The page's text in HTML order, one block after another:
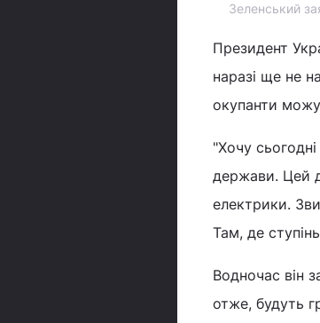
Зеленський
Президент
наразі ще не
окупанти
"Хочу
держави. Цей
електрики.
Там, де
Водночас він
отже, будуть